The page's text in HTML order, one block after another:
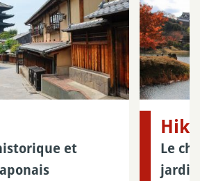
et
Le